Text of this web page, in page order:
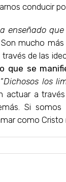
conducir
enseñado
Son mucho
de las
que se
“Dichosos los
actuar a
Si
como Cristo